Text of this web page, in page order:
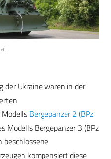
der Ukraine waren in der
Bergepanzer 2 (BPz
Modells Bergepanzer 3 (BPz
beschlossene
kompensiert diese